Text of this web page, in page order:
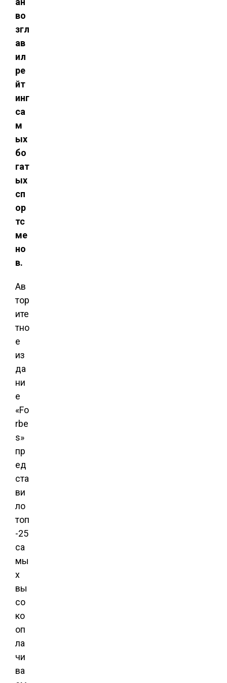
во
згл
ав
ил
ре
йт
инг
са
м
ых
бо
гат
ых
сп
ор
тс
ме
но
в.
Ав
тор
ите
тно
е
из
да
ни
е
«Fo
rbe
s»
пр
ед
ста
ви
ло
топ
-25
са
мы
х
вы
со
ко
оп
ла
чи
ва